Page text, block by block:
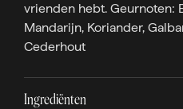
vrienden hebt. Geurnoten:
Mandarijn, Koriander,
Cederhout
Ingrediënten